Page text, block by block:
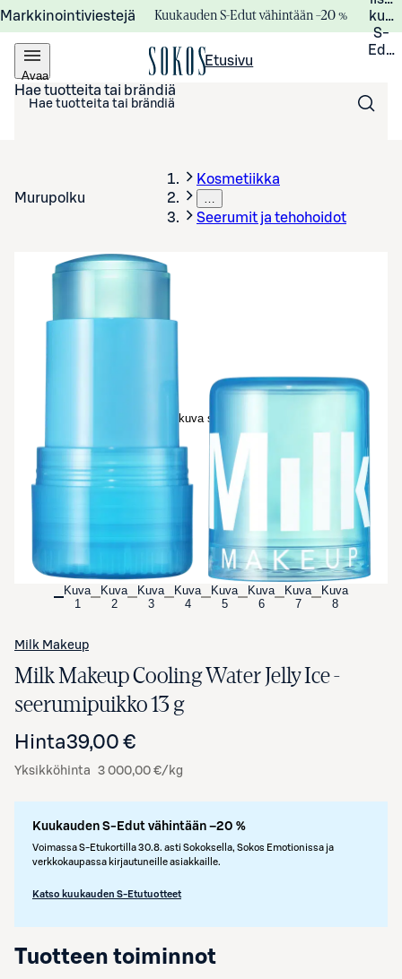
Markkinointiviestejä Kuukauden S-Edut vähintään –20 %
S-
Avaa
valikko
Etusivu
Hae tuotteita tai brändiä
Murupolku
Kosmetiikka
…
Seerumit ja tehohoidot
Avaa tuotekuva suurennettuna
Kuva
1
Kuva
2
Kuva
3
Kuva
4
Kuva
5
Kuva
6
Kuva
7
Kuva
8
Milk Makeup
Milk Makeup Cooling Water Jelly Ice -
seerumipuikko 13 g
Hinta39,00 €
Yksikköhinta 3 000,00 €/kg
Kuukauden S-Edut vähintään –20 %
Voimassa S-Etukortilla 30.8. asti Sokoksella, Sokos Emotionissa ja
verkkokaupassa kirjautuneille asiakkaille.
Katso kuukauden S-Etutuotteet
Tuotteen toiminnot